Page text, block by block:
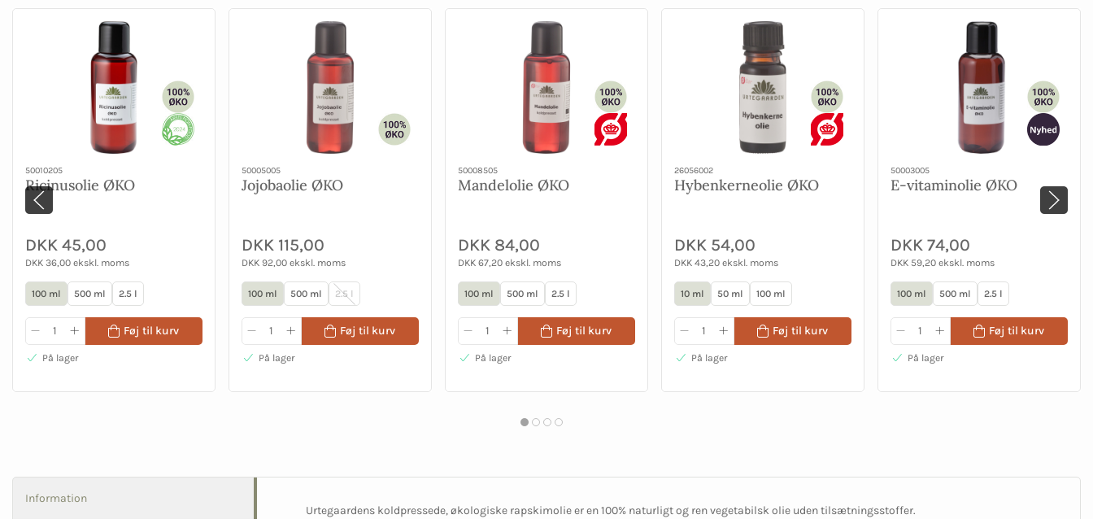
50010205
Ricinusolie ØKO
DKK 45,00
DKK 36,00 ekskl. moms
100 ml 500 ml 2.5 l
Føj til kurv
På lager
50005005
Jojobaolie ØKO
DKK 115,00
DKK 92,00 ekskl. moms
100 ml 500 ml 2.5 l
Føj til kurv
På lager
50008505
Mandelolie ØKO
DKK 84,00
DKK 67,20 ekskl. moms
100 ml 500 ml 2.5 l
Føj til kurv
På lager
26056002
Hybenkerneolie ØKO
DKK 54,00
DKK 43,20 ekskl. moms
10 ml 50 ml 100 ml
Føj til kurv
På lager
50003005
E-vitaminolie ØKO
DKK 74,00
DKK 59,20 ekskl. moms
100 ml 500 ml 2.5 l
Føj til kurv
På lager
Information
Urtegaardens koldpressede, økologiske rapskimolie er en 100% naturligt og ren vegetabilsk olie uden tilsætningsstoffer.